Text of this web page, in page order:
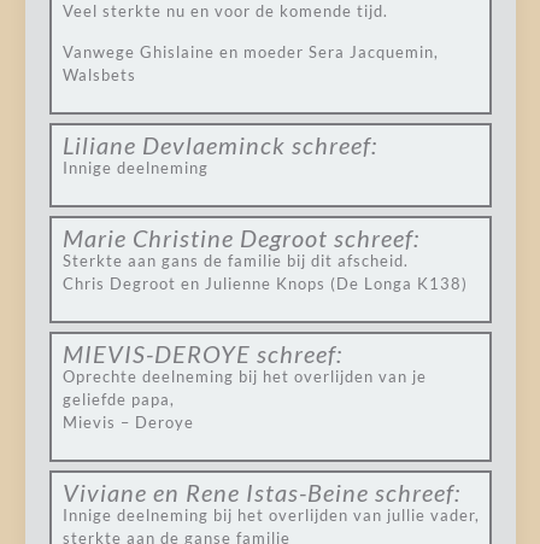
Veel sterkte nu en voor de komende tijd.
Vanwege Ghislaine en moeder Sera Jacquemin,
Walsbets
Liliane Devlaeminck schreef:
Innige deelneming
Marie Christine Degroot schreef:
Sterkte aan gans de familie bij dit afscheid.
Chris Degroot en Julienne Knops (De Longa K138)
MIEVIS-DEROYE schreef:
Oprechte deelneming bij het overlijden van je
geliefde papa,
Mievis – Deroye
Viviane en Rene Istas-Beine schreef:
Innige deelneming bij het overlijden van jullie vader,
sterkte aan de ganse familie